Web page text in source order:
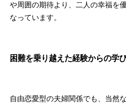
や周囲の期待より、二人の幸福を
なっています。
困難を乗り越えた経験からの学
自由恋愛型の夫婦関係でも、当然